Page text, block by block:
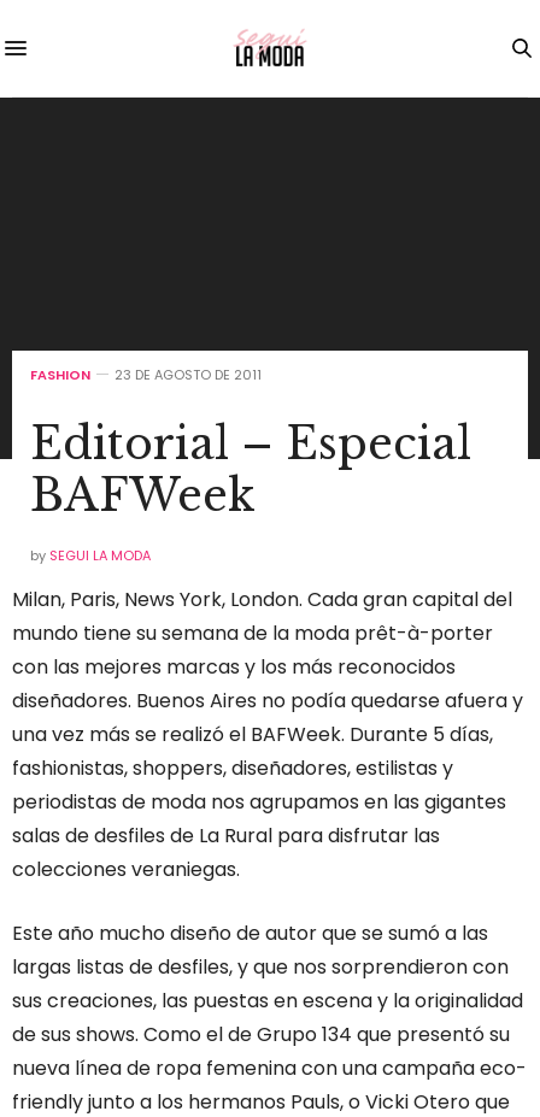
FASHION 23 DE AGOSTO DE 2011
Editorial – Especial
BAFWeek
by SEGUI LA MODA
Milan, Paris, News York, London. Cada gran capital del
mundo tiene su semana de la moda prêt-à-porter
con las mejores marcas y los más reconocidos
diseñadores. Buenos Aires no podía quedarse afuera y
una vez más se realizó el BAFWeek. Durante 5 días,
fashionistas, shoppers, diseñadores, estilistas y
periodistas de moda nos agrupamos en las gigantes
salas de desfiles de La Rural para disfrutar las
colecciones veraniegas.
Este año mucho diseño de autor que se sumó a las
largas listas de desfiles, y que nos sorprendieron con
sus creaciones, las puestas en escena y la originalidad
de sus shows. Como el de Grupo 134 que presentó su
nueva línea de ropa femenina con una campaña eco-
friendly junto a los hermanos Pauls, o Vicki Otero que